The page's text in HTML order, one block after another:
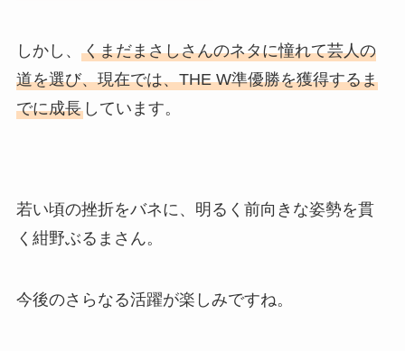
しかし、 くまだまさしさんのネタに憧れて芸人の
道を選び、現在では、THE W準優勝を獲得するま
でに成長しています。
若い頃の挫折をバネに、明るく前向きな姿勢を貫
く紺野ぶるまさん。
今後のさらなる活躍が楽しみですね。